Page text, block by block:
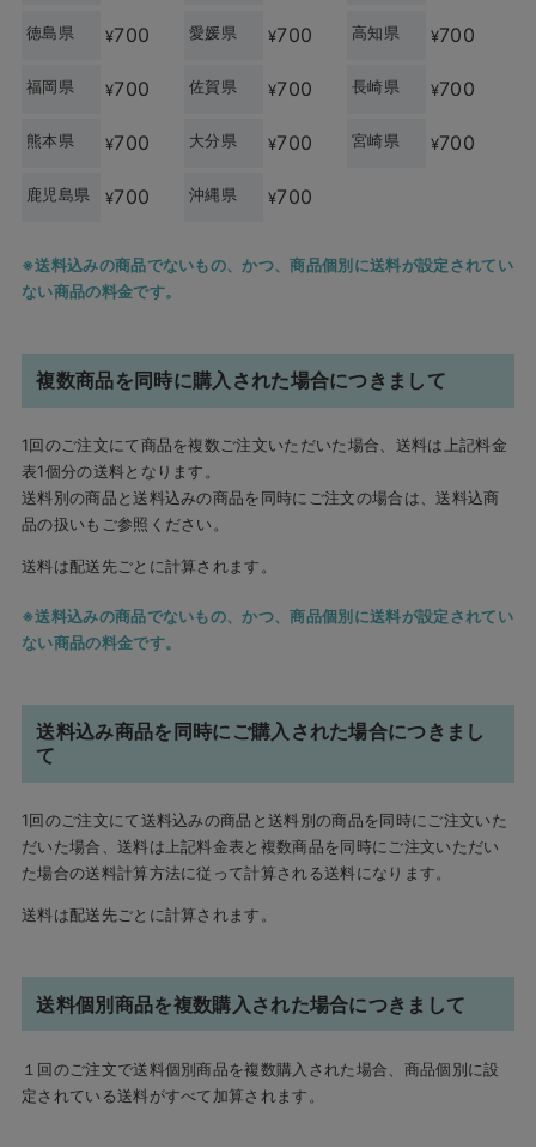
徳島県 ¥700 愛媛県 ¥700 高知県 ¥700
福岡県 ¥700 佐賀県 ¥700 長崎県 ¥700
熊本県 ¥700 大分県 ¥700 宮崎県 ¥700
鹿児島県 ¥700 沖縄県 ¥700
送料込みの商品でないもの、かつ、商品個別に送料が設定されてい
ない商品の料金です。
複数商品を同時に購入された場合につきまして
1回のご注文にて商品を複数ご注文いただいた場合、送料は上記料金
表1個分の送料となります。
送料別の商品と送料込みの商品を同時にご注文の場合は、送料込商
品の扱いもご参照ください。
送料は配送先ごとに計算されます。
送料込みの商品でないもの、かつ、商品個別に送料が設定されてい
ない商品の料金です。
送料込み商品を同時にご購入された場合につきまし
て
1回のご注文にて送料込みの商品と送料別の商品を同時にご注文いた
だいた場合、送料は上記料金表と複数商品を同時にご注文いただい
た場合の送料計算方法に従って計算される送料になります。
送料は配送先ごとに計算されます。
送料個別商品を複数購入された場合につきまして
１回のご注文で送料個別商品を複数購入された場合、商品個別に設
定されている送料がすべて加算されます。